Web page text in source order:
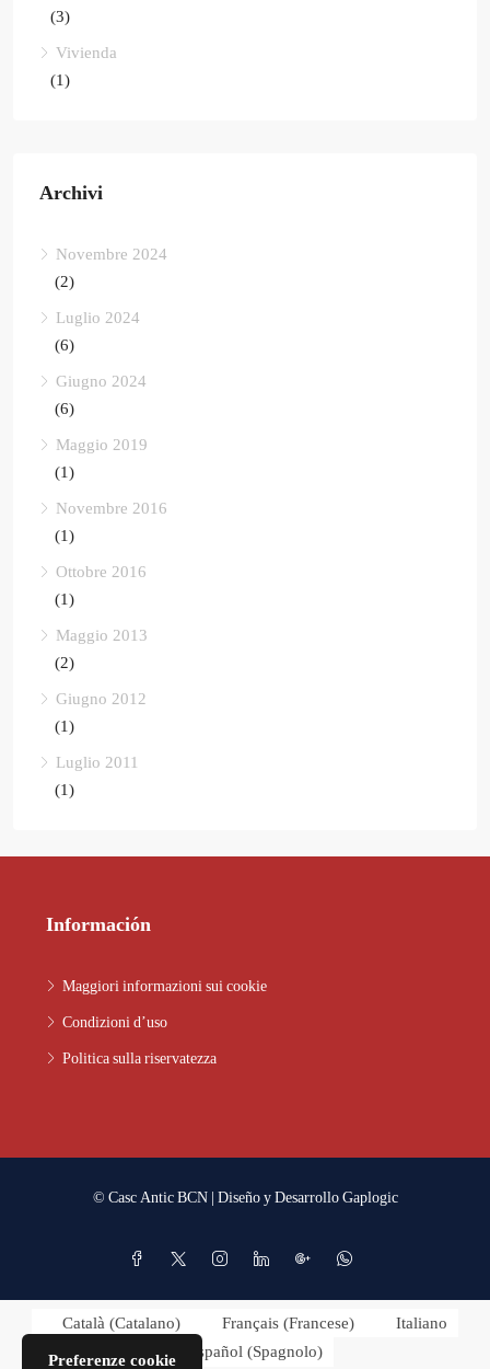
Preferenze cookie
(3)
Vivienda
(1)
Archivi
Novembre 2024
(2)
Luglio 2024
(6)
Giugno 2024
(6)
Maggio 2019
(1)
Novembre 2016
(1)
Ottobre 2016
(1)
Maggio 2013
(2)
Giugno 2012
(1)
Luglio 2011
(1)
Información
Maggiori informazioni sui cookie
Condizioni d’uso
Politica sulla riservatezza
© Casc Antic BCN | Diseño y DesarrolloGaplogic
Català (Catalano) Français (Francese)
Italiano
Español(Spagnolo)